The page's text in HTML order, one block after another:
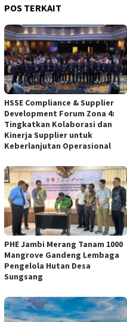
POS TERKAIT
HSSE Compliance & Supplier
Development Forum Zona 4:
Tingkatkan Kolaborasi dan
Kinerja Supplier untuk
Keberlanjutan Operasional
PHE Jambi Merang Tanam 1000
Mangrove Gandeng Lembaga
Pengelola Hutan Desa
Sungsang